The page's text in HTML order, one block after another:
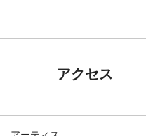
アクセス